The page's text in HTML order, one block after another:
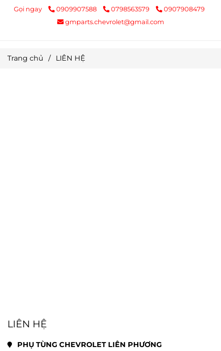
Gọi ngay 0909907588 0798563579
0907908479
gmparts.chevrolet@gmail.com
Trang chủ / LIÊN HỆ
LIÊN HỆ
PHỤ TÙNG CHEVROLET LIÊN PHƯƠNG